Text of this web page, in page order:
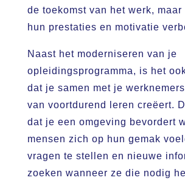
de toekomst van het werk, maar
hun prestaties en motivatie
Naast het moderniseren van je
opleidingsprogramma, is het
dat je samen met je
van voortdurend leren creëert.
dat je een omgeving bevordert
mensen zich op hun gemak
vragen te stellen en nieuwe
zoeken wanneer ze die nodig